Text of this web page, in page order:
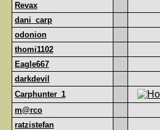
Revax
dani_carp
odonion
thomi1102
Eagle667
darkdevil
Carphunter_1
m@rco
ratzistefan